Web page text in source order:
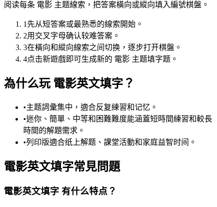
阅读每条 電影 主题線索，把答案橫向或縱向填入編號棋盤。
1 先从短答案或最熟悉的線索開始。
2用交叉字母确认较难答案。
3在橫向和縱向線索之间切换，逐步打开棋盤。
4点击新遊戲即可生成新的 電影 主题填字题。
為什么玩 電影英文填字？
•主题詞彙集中，適合反复練習和记忆。
•迷你、簡單、中等和困難難度能涵蓋短時間練習和較長
時間的解題需求。
•列印版適合纸上解题、課堂活動和家庭益智时间。
電影英文填字常見問題
電影英文填字 有什么特点？